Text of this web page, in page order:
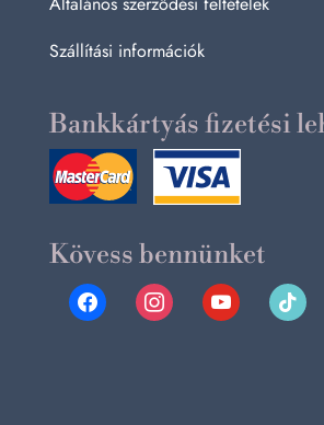
Szállítási információk
Bankkártyás fizetési
Kövess bennünket
facebookinstagramyoutube tiktok